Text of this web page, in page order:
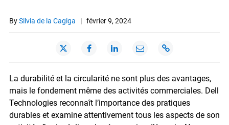
BySilvia de la Cagiga | février 9, 2024
La durabilité et la circularité ne sont plus des avantages,
mais le fondement même des activités commerciales. Dell
Technologies reconnaît l’importance des pratiques
durables et examine attentivement tous les aspects de son